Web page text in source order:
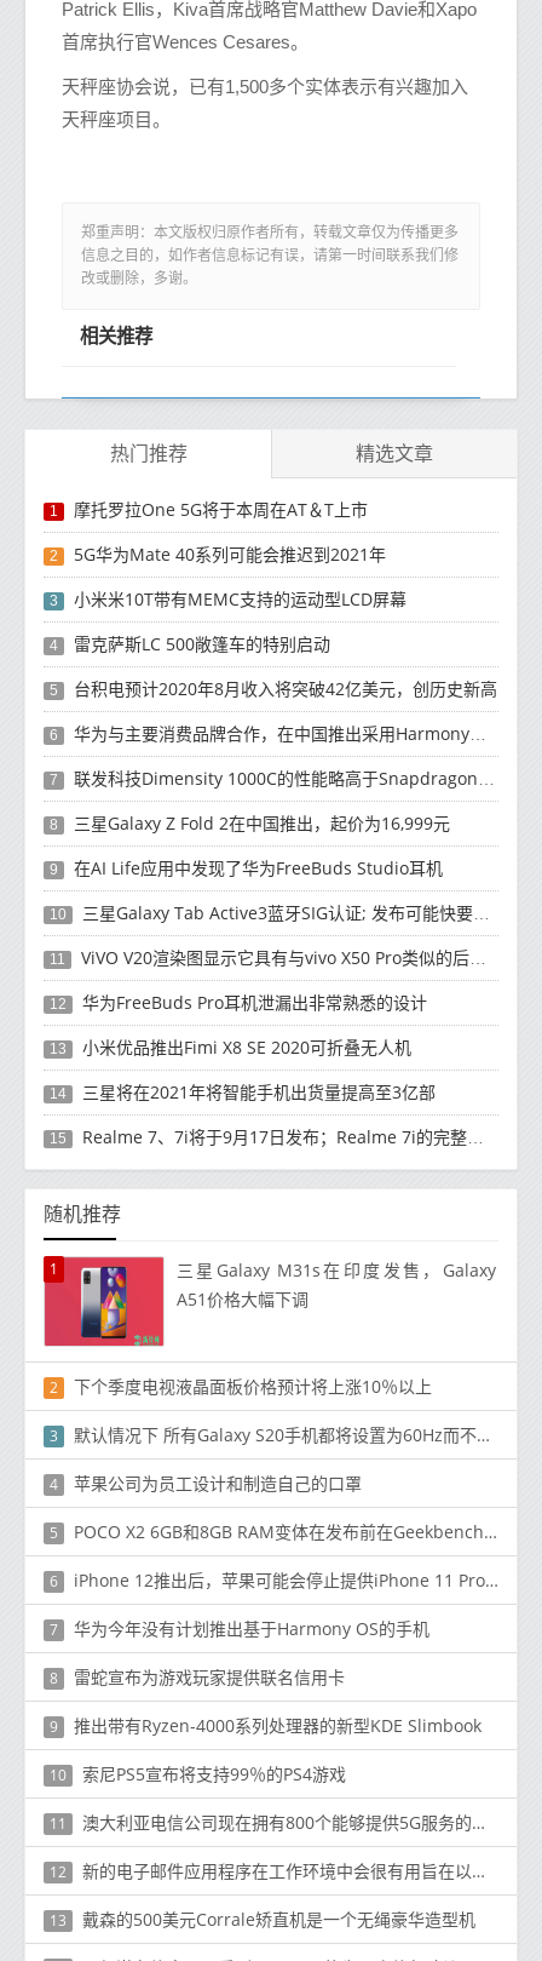
Patrick Ellis，Kiva首席战略官Matthew Davie和Xapo
首席执行官Wences Cesares。
天秤座协会说，已有1,500多个实体表示有兴趣加入
天秤座项目。
郑重声明：本文版权归原作者所有，转载文章仅为传播更多
信息之目的，如作者信息标记有误，请第一时间联系我们修
改或删除，多谢。
相关推荐
热门推荐 精选文章
1 摩托罗拉One 5G将于本周在AT＆T上市
2 5G华为Mate 40系列可能会推迟到2021年
3 小米米10T带有MEMC支持的运动型LCD屏幕
4 雷克萨斯LC 500敞篷车的特别启动
5 台积电预计2020年8月收入将突破42亿美元，创历史新高
6 华为与主要消费品牌合作，在中国推出采用HarmonyOS 2.0的智能家居产品
7 联发科技Dimensity 1000C的性能略高于Snapdragon 765G
8 三星Galaxy Z Fold 2在中国推出，起价为16,999元
9 在AI Life应用中发现了华为FreeBuds Studio耳机
10 三星Galaxy Tab Active3蓝牙SIG认证; 发布可能快要结束了
11 ViVO V20渲染图显示它具有与vivo X50 Pro类似的后部设计
12 华为FreeBuds Pro耳机泄漏出非常熟悉的设计
13 小米优品推出Fimi X8 SE 2020可折叠无人机
14 三星将在2021年将智能手机出货量提高至3亿部
15 Realme 7、7i将于9月17日发布；Realme 7i的完整规格并导致泄漏
随机推荐
1
三星Galaxy M31s在印度发售，Galaxy
A51价格大幅下调
2 下个季度电视液晶面板价格预计将上涨10％以上
3 默认情况下 所有Galaxy S20手机都将设置为60Hz而不是120Hz
4 苹果公司为员工设计和制造自己的口罩
5 POCO X2 6GB和8GB RAM变体在发布前在Geekbench上列出
6 iPhone 12推出后，苹果可能会停止提供iPhone 11 Pro，Pro Max和XR
7 华为今年没有计划推出基于Harmony OS的手机
8 雷蛇宣布为游戏玩家提供联名信用卡
9 推出带有Ryzen-4000系列处理器的新型KDE Slimbook
10 索尼PS5宣布将支持99％的PS4游戏
11 澳大利亚电信公司现在拥​​有800个能够提供5G服务的站点
12 新的电子邮件应用程序在工作环境中会很有用旨在以直观方式组织电子邮件收件箱的新功能
13 戴森的500美元Corrale矫直机是一个无绳豪华造型机